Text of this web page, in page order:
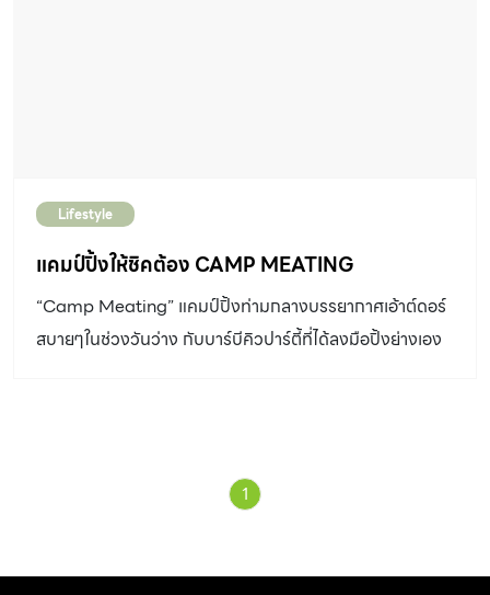
Lifestyle
แคมป์ปิ้งให้ชิคต้อง CAMP MEATING
“Camp Meating” แคมป์ปิ้งท่ามกลางบรรยากาศเอ้าต์ดอร์
สบายๆในช่วงวันว่าง กับบาร์บีคิวปาร์ตี้ที่ได้ลงมือปิ้งย่างเอง
1